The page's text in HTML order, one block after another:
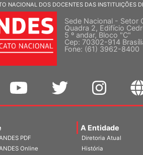
NACIONAL DOS DOCENTES DAS INSTITUIÇÕES
Sede Nacional - Setor
Quadra 2, Edifício
5 º andar, Bloco "C"
Cep: 70302-914
Fone: (61) 3962-8400
PDF
Online
A Entidade
Diretoria Atual
História